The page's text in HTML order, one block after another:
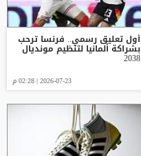
أول تعليق رسمي.. فرنسا ترحب
بشراكة ألمانيا لتنظيم مونديال
2038
2026-07-23 | 02:28 م